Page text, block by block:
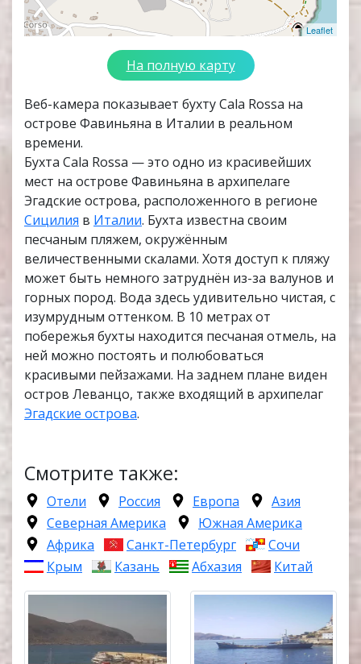
Leaflet
На полную карту
Веб-камера показывает бухту Cala Rossa на
острове Фавиньяна в Италии в реальном
времени.
Бухта Cala Rossa — это одно из красивейших
мест на острове Фавиньяна в архипелаге
Эгадские острова, расположенного в регионе
Сицилия в Италии. Бухта известна своим
песчаным пляжем, окружённым
величественными скалами. Хотя доступ к пляжу
может быть немного затруднён из-за валунов и
горных пород. Вода здесь удивительно чистая, с
изумрудным оттенком. В 10 метрах от
побережья бухты находится песчаная отмель, на
ней можно постоять и полюбоваться
красивыми пейзажами. На заднем плане виден
остров Леванцо, также входящий в архипелаг
Эгадские острова.
Смотрите также:
Отели Россия Европа
Азия
Северная Америка
Южная Америка
Африка
Санкт-Петербург
Сочи
Крым
Казань Абхазия Китай